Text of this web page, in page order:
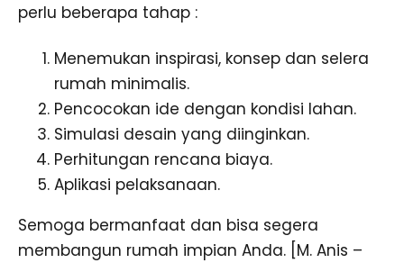
perlu beberapa tahap :
Menemukan inspirasi, konsep dan selera
rumah minimalis.
Pencocokan ide dengan kondisi lahan.
Simulasi desain yang diinginkan.
Perhitungan rencana biaya.
Aplikasi pelaksanaan.
Semoga bermanfaat dan bisa segera
membangun rumah impian Anda. [M. Anis –